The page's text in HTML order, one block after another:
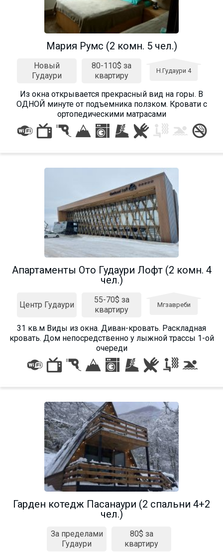
Мария Румс (2 комн. 5 чел.)
Новый
Гудаури
80-110$ за
квартиру
Н.Гудаури 4
Из окна открывается прекрасный вид на горы. В
ОДНОЙ минуте от подъемника ползком. Кровати с
ортопедическими матрасами
Апартаменты Ото Гудаури Лофт (2 комн. 4
чел.)
Центр Гудаури
55-70$ за
квартиру
Мгзавреби
31 кв.м Виды из окна. Диван-кровать. Раскладная
кровать. Дом непосредственно у лыжной трассы 1-ой
очереди
Гарден котедж Пасанаури (2 спальни 4+2
чел.)
За пределами
Гудаури
80$ за
квартиру